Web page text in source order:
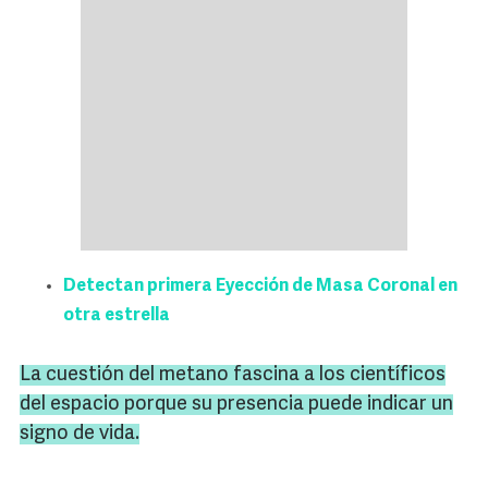
Detectan primera Eyección de Masa Coronal en
otra estrella
La cuestión del metano fascina a los científicos
del espacio porque su presencia puede indicar un
signo de vida.